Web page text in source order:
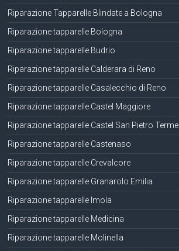
Riparazione Tapparelle Blindate a Bologna
Riparazione tapparelle Bologna
Riparazione tapparelle Budrio
Riparazione tapparelle Calderara di Reno
Riparazione tapparelle Casalecchio di Reno
Riparazione tapparelle Castel Maggiore
Riparazione tapparelle Castel San Pietro Terme
Riparazione tapparelle Castenaso
Riparazione tapparelle Crevalcore
Riparazione tapparelle Granarolo Emilia
Riparazione tapparelle Imola
Riparazione tapparelle Medicina
Riparazione tapparelle Molinella